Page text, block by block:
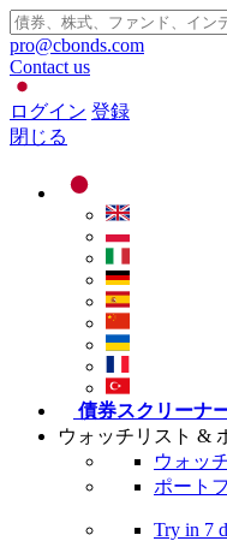
pro@cbonds.com
Contact us
ログイン 登録
閉じる
債券スクリーナ
ウォッチリスト &
ウォッ
ポート
Try in 7